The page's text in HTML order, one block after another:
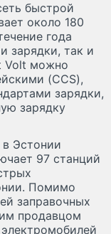
быстрой
около 180
года
зарядки, так и
Volt можно
(CCS),
зарядки,
зарядку
в Эстонии
97 станций
Помимо
заправочных
продавцом